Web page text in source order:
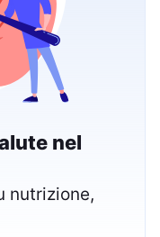
nel
nutrizione,